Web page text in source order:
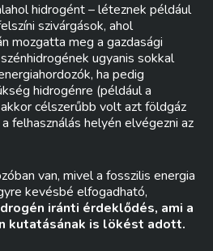
hidrogént – léteznek például
szivárgások, ahol
mozgatta meg a gazdasági
ugyanis sokkal
ha pedig
hidrogénre (például a
célszerűbb volt azt földgáz
felhasználás helyén elvégezni az
van, mivel a fosszilis energia
kevésbé elfogadható,
iránti érdeklődés, ami a
kutatásának is lökést adott.